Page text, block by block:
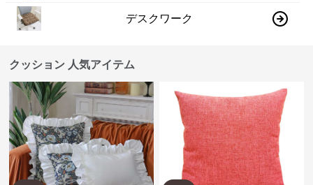
デスクワーク
クッション 人気アイテム